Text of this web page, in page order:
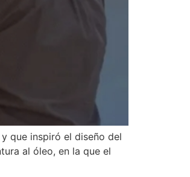
que inspiró el diseño del
al óleo, en la que el